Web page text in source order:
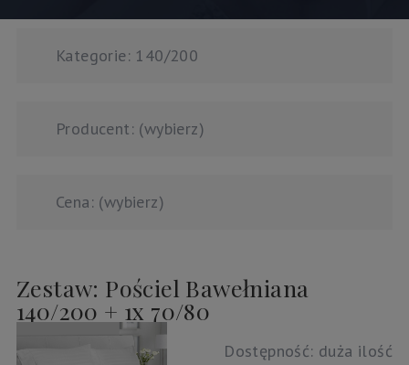
Kategorie: 140/200
Producent: (wybierz)
Cena: (wybierz)
Zestaw: Pościel Bawełniana
140/200 + 1x 70/80
Dostępność: duża ilość